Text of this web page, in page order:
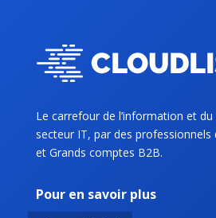
Le carrefour de l’information et
secteur IT, par des professionnels
et Grands comptes B2B.
Pour en savoir plus